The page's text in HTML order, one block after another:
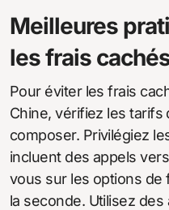
Meilleures
les frais
Pour éviter les frais
Chine, vérifiez les
composer. Privilégiez
incluent des appels
vous sur les options de
la seconde. Utilisez